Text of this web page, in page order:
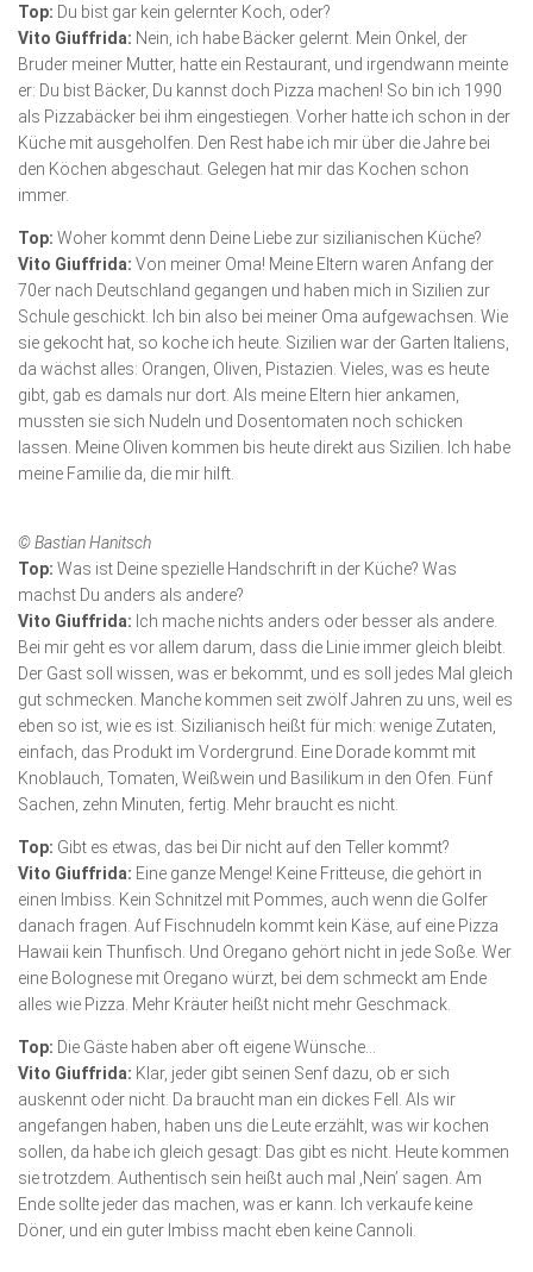
Top: Du bist gar kein gelernter Koch, oder?
Vito Giuffrida: Nein, ich habe Bäcker gelernt. Mein Onkel, der
Bruder meiner Mutter, hatte ein Restaurant, und irgendwann meinte
er: Du bist Bäcker, Du kannst doch Pizza machen! So bin ich 1990
als Pizzabäcker bei ihm eingestiegen. Vorher hatte ich schon in der
Küche mit ausgeholfen. Den Rest habe ich mir über die Jahre bei
den Köchen abgeschaut. Gelegen hat mir das Kochen schon
immer.
Top: Woher kommt denn Deine Liebe zur sizilianischen Küche?
Vito Giuffrida: Von meiner Oma! Meine Eltern waren Anfang der
70er nach Deutschland gegangen und haben mich in Sizilien zur
Schule geschickt. Ich bin also bei meiner Oma aufgewachsen. Wie
sie gekocht hat, so koche ich heute. Sizilien war der Garten Italiens,
da wächst alles: Orangen, Oliven, Pistazien. Vieles, was es heute
gibt, gab es damals nur dort. Als meine Eltern hier ankamen,
mussten sie sich Nudeln und Dosentomaten noch schicken
lassen. Meine Oliven kommen bis heute direkt aus Sizilien. Ich habe
meine Familie da, die mir hilft.
© Bastian Hanitsch
Top: Was ist Deine spezielle Handschrift in der Küche? Was
machst Du anders als andere?
Vito Giuffrida: Ich mache nichts anders oder besser als andere.
Bei mir geht es vor allem darum, dass die Linie immer gleich bleibt.
Der Gast soll wissen, was er bekommt, und es soll jedes Mal gleich
gut schmecken. Manche kommen seit zwölf Jahren zu uns, weil es
eben so ist, wie es ist. Sizilianisch heißt für mich: wenige Zutaten,
einfach, das Produkt im Vordergrund. Eine Dorade kommt mit
Knoblauch, Tomaten, Weißwein und Basilikum in den Ofen. Fünf
Sachen, zehn Minuten, fertig. Mehr braucht es nicht.
Top: Gibt es etwas, das bei Dir nicht auf den Teller kommt?
Vito Giuffrida: Eine ganze Menge! Keine Fritteuse, die gehört in
einen Imbiss. Kein Schnitzel mit Pommes, auch wenn die Golfer
danach fragen. Auf Fischnudeln kommt kein Käse, auf eine Pizza
Hawaii kein Thunfisch. Und Oregano gehört nicht in jede Soße. Wer
eine Bolognese mit Oregano würzt, bei dem schmeckt am Ende
alles wie Pizza. Mehr Kräuter heißt nicht mehr Geschmack.
Top: Die Gäste haben aber oft eigene Wünsche…
Vito Giuffrida: Klar, jeder gibt seinen Senf dazu, ob er sich
auskennt oder nicht. Da braucht man ein dickes Fell. Als wir
angefangen haben, haben uns die Leute erzählt, was wir kochen
sollen, da habe ich gleich gesagt: Das gibt es nicht. Heute kommen
sie trotzdem. Authentisch sein heißt auch mal ,Nein’ sagen. Am
Ende sollte jeder das machen, was er kann. Ich verkaufe keine
Döner, und ein guter Imbiss macht eben keine Cannoli.